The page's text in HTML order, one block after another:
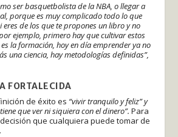
ser basquetbolista de la NBA, o llegar a
porque es muy complicado todo lo que
eres de los que te propones un libro y no
ejemplo, primero hay que cultivar estos
la formación, hoy en día emprender ya no
una ciencia, hay metodologías definidas”,
FORTALECIDA
de éxito es “vivir tranquilo y feliz” y
que ver ni siquiera con el dinero”. Para
que cualquiera puede tomar de